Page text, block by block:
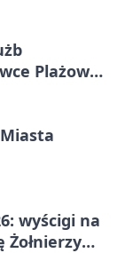
Plażowej
wyścigi na
Żołnierzy